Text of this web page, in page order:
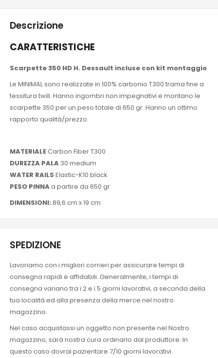
Descrizione
CARATTERISTICHE
Scarpette 350 HD H. Dessault incluse con kit montaggio
Le MINIMAL sono realizzate in 100% carbonio T300 trama fine a
tessitura twill. Hanno ingombri non impegnativi e montano le
scarpette 350 per un peso totale di 650 gr. Hanno un ottimo
rapporto qualità/prezzo.
MATERIALECarbon Fiber T300
DUREZZA PALA 30 medium
WATER RAILS Elastic-K10 black
PESO PINNAa partire da 650 gr
DIMENSIONI: 89,6 cm x 19 cm
SPEDIZIONE
Lavoriamo con i migliori corrieri per assicurare tempi di
consegna rapidi e affidabili. Generalmente, i tempi di
consegna variano tra i 2 e i 5 giorni lavorativi, a seconda della
tua località ed alla presenza della merce nel nostro
magazzino.
Nel caso acquistassi un oggetto non presente nel Nostro
magazzino, sarà nostra cura ordinarlo dal produttore. In
questo caso dovrai pazientare 7/10 giorni lavorativi.